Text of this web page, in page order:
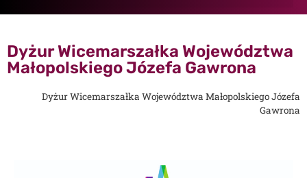
Dyżur Wicemarszałka Województwa
Małopolskiego Józefa Gawrona
Dyżur Wicemarszałka Województwa Małopolskiego Józefa
Gawrona